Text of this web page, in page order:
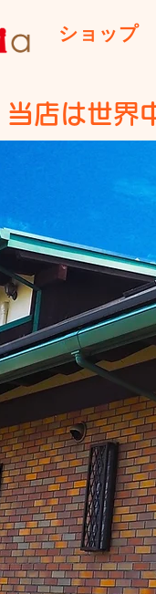
ショップ
当店は世界